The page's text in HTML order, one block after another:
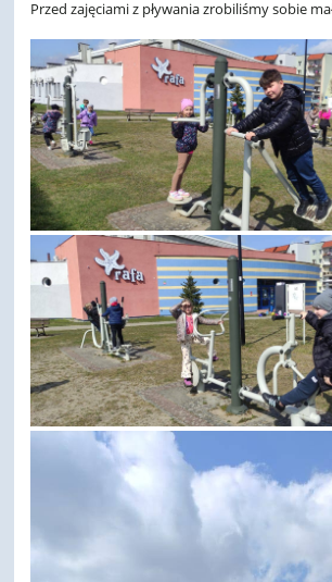
Przed zajęciami z pływania zrobiliśmy sobie